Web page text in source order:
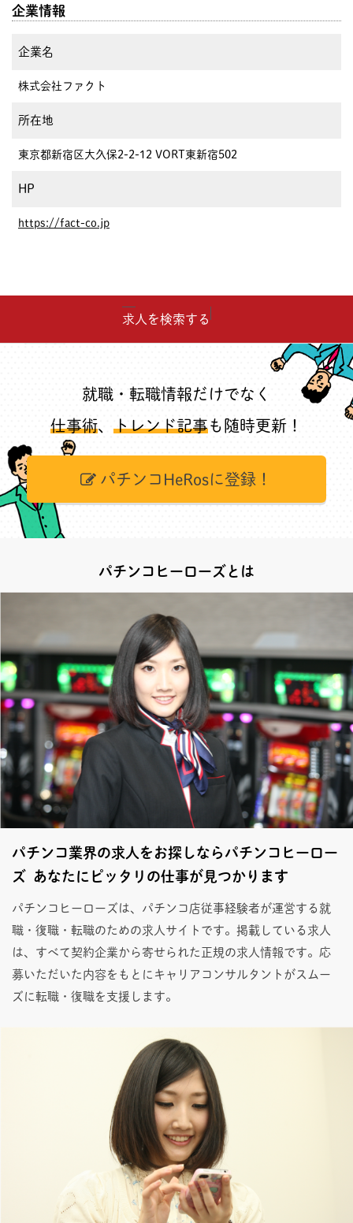
企業情報
企業名
株式会社ファクト
所在地
東京都新宿区大久保2-2-12 VORT東新宿502
HP
https://fact-co.jp
求人を検索する
就職・転職情報だけでなく
仕事術、 トレンド記事も随時更新！
パチンコHeRosに登録！
パチンコヒーローズとは
パチンコ業界の求人をお探しならパチンコヒーロー
ズ あなたにピッタリの仕事が見つかります
パチンコヒーローズは、パチンコ店従事経験者が運営する就
職・復職・転職のための求人サイトです。掲載している求人
は、すべて契約企業から寄せられた正規の求人情報です。応
募いただいた内容をもとにキャリアコンサルタントがスムー
ズに転職・復職を支援します。